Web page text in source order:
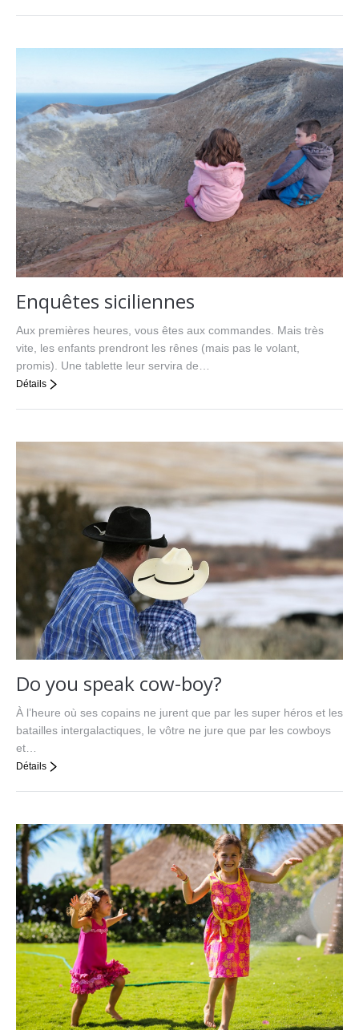
Enquêtes siciliennes
Aux premières heures, vous êtes aux commandes. Mais très
vite, les enfants prendront les rênes (mais pas le volant,
promis). Une tablette leur servira de…
Détails
Do you speak cow-boy?
À l’heure où ses copains ne jurent que par les super héros et les
batailles intergalactiques, le vôtre ne jure que par les cowboys
et…
Détails